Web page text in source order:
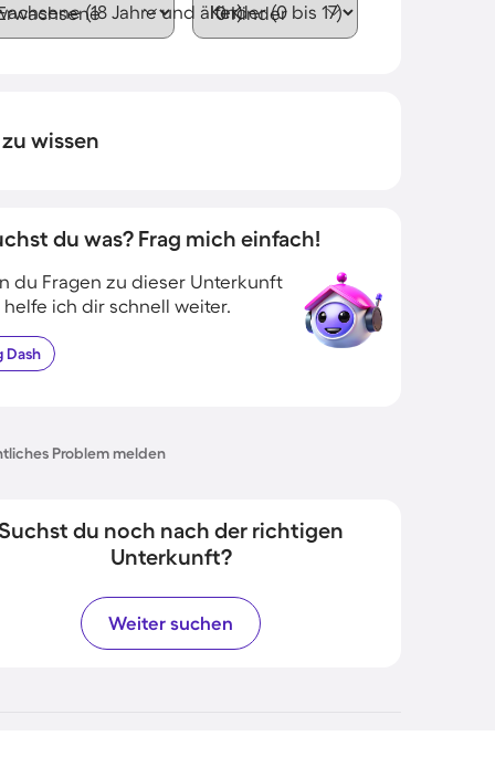
(18 Jahre und älter)Kinder (0 bis 17)
wissen
du was? Frag mich einfach!
du Fragen zu dieser Unterkunft
helfe ich dir schnell weiter.
Dash
Problem melden
du noch nach der richtigen
Unterkunft?
Weiter suchen